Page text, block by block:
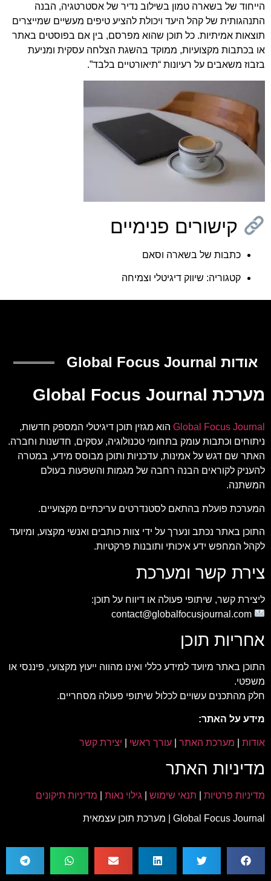
הייחוד של בשארה טמון בשילוב נדיר של אסטרטגיה, הבנה
התנהגותית של קהל היעד ויכולת להציע טיפים מעשיים שמייצרים
תוצאות אמיתיות. כל תוכן שהוא מפרסם, בין אם בפוסטים באתר
או בכתבות מקצועיות, ממוקד בהשגת הצלחה עסקית ומניעת
בזבוז משאבים על רעיונות “תיאורטיים בלבד”.
קישורים פנימיים
כתבות של בשארה וסאם
קטגוריה: שיווק דיגיטלי וצמיחה
אודות Global Focus Journal
מערכת Global Focus Journal
Global Focus Journal הוא מגזין תוכן דיגיטלי המספק חדשות,
ניתוחים וכתבות עומק בתחומי טכנולוגיה, עסקים, חדשנות וחברה.
האתר שם דגש על אמינות, עדכניות ותוכן מבוסס מידע, במטרה
להעניק לקוראים הבנה רחבה של מגמות והשפעות בעולם
המשתנה.
המערכת פועלת בהתאם לסטנדרטים עריכתיים מקצועיים.
התוכן באתר נכתב ונערך על ידי צוות כותבים ואנשי מקצוע, ומיועד
לקהל המחפש ידע איכותי ותובנות פרקטיות.
צירת קשר ומערכת
ליצירת קשר, שיתופי פעולה או דיווח על תוכן:
contact@globalfocusjournal.com
אחריות תוכן
התוכן באתר מיועד למידע כללי ואינו מהווה ייעוץ מקצועי, פיננסי או
משפטי.
חלק מהתכנים עשויים לכלול שיתופי פעולה מסחריים.
מידע על האתר:
אודות מערכת האתר עורך ראשי יצירת קשר
מדיניות האתר
מדיניות פרטיות תנאי שימוש גילוי נאות מדיניות תיקונים
Global Focus Journal | מערכת תוכן עצמאית